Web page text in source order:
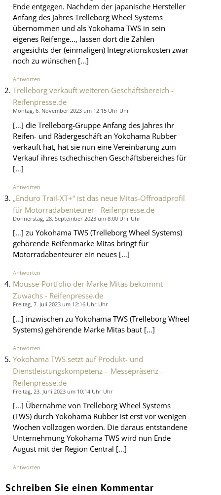
Ende entgegen. Nachdem der japanische Hersteller
Anfang des Jahres Trelleborg Wheel Systems
übernommen und als Yokohama TWS in sein
eigenes Reifenge…, lassen dort die Zahlen
angesichts der (einmaligen) Integrationskosten zwar
noch zu wünschen […]
Antworten
Trelleborg verkauft weiteren Geschäftsbereich -
Reifenpresse.de
Montag, 6. November 2023 um 12:15 Uhr Uhr
[…] die Trelleborg-Gruppe Anfang des Jahres ihr
Reifen- und Rädergeschäft an Yokohama Rubber
verkauft hat, hat sie nun eine Vereinbarung zum
Verkauf ihres tschechischen Geschäftsbereiches für
[…]
Antworten
„Enduro Trail-XT+“ ist das neue Mitas-Offroadprofil
für Motorradabenteurer - Reifenpresse.de
Donnerstag, 28. September 2023 um 8:00 Uhr Uhr
[…] zu Yokohama TWS (Trelleborg Wheel Systems)
gehörende Reifenmarke Mitas bringt für
Motorradabenteurer ein neues […]
Antworten
Mousse-Portfolio der Marke Mitas bekommt
Zuwachs - Reifenpresse.de
Freitag, 7. Juli 2023 um 12:16 Uhr Uhr
[…] inzwischen zu Yokohama TWS (Trelleborg Wheel
Systems) gehörende Marke Mitas baut […]
Antworten
Yokohama TWS setzt auf Produkt- und
Dienstleistungskompetenz – Messepräsenz -
Reifenpresse.de
Freitag, 23. Juni 2023 um 10:14 Uhr Uhr
[…] Übernahme von Trelleborg Wheel Systems
(TWS) durch Yokohama Rubber ist erst vor wenigen
Wochen vollzogen worden. Die daraus entstandene
Unternehmung Yokohama TWS wird nun Ende
August mit der Region Central […]
Antworten
Schreiben Sie einen Kommentar